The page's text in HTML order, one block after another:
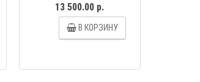
13 500.00 р.
В КОРЗИНУ